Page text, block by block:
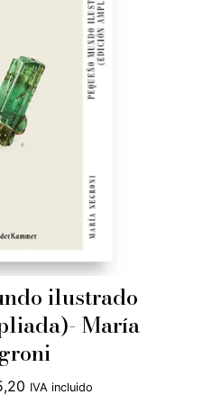
ilustrado
María
ElIVA incluido